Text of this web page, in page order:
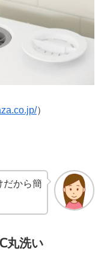
）
だから簡
丸洗い